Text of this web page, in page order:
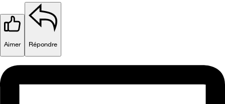
Aimer Répondre